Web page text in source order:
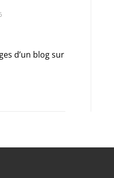
d’un blog sur